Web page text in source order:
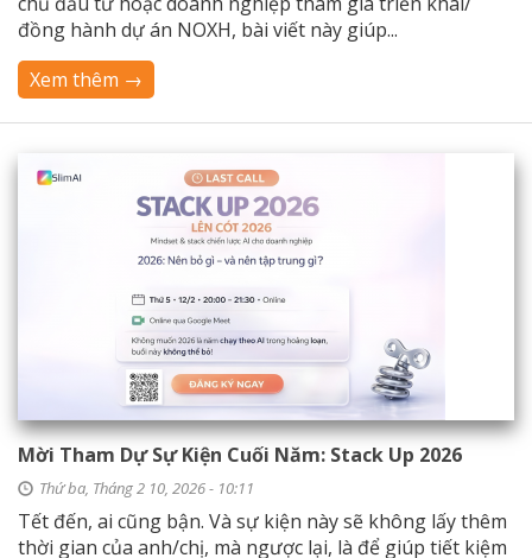
đồng hành dự án NOXH, bài viết này giúp...
Xem thêm →
Mời Tham Dự Sự Kiện Cuối Năm: Stack Up 2026
Thứ ba, Tháng 2 10, 2026 - 10:11
Tết đến, ai cũng bận. Và sự kiện này sẽ không lấy thêm
thời gian của anh/chị, mà ngược lại, là để giúp tiết kiệm